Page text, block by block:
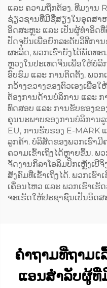
ແລະ ຄວາມຖືກຕ້ອງ. ທີມງານ
ຊ່ຽວຊານທີ່ມີຊື່ສຽງໃນອຸດສາ
ອິດສະຫຼະ ແລະ ເປັນຜູ້ທຳອິດ
ປັດຈຸບັນເພື່ອຍົກລະດັບວິທີກາ
ຜະລິດ, ພວກເຮົາຍັງໄດ້ພັດທະ
ຫຼວງໃນປະເທດຈີນເພື່ອໃຫ້ບໍ
ອົບຮົມ ແລະ ການຕິດຕັ້ງ. ພວກ
ກວ້າງຂວາງຂອງຕົວເອງເພື່ອ
ຕ້ອງການດ້ານບໍລິການ ແລະ
ທົດສອບ ແລະ ການຮັບຮອງຂ
ຄຸນນະພາບຂອງການບໍລິການ
EU, ການຮັບຮອງ E-MARK
ລູກຄ້າ. ບໍລິສັດຂອງພວກເຮົາ
ຄວາມເຂົ້າເຖິງໄດ້ຫຼາຍຂຶ້ນ. ພ
ຈັດງານກິລາໂອລິມປິກເຫຼັງເບີ
ສັງຄົມທີ່ເຂົ້າເຖິງໄດ້. ພວກເຮົ
ເຄື່ອນໄຫວ ແລະ ພວກເຮົາເ
ຈະເຮັດໃຫ້ປະຊາຊົນເປັນອິດ
ຄຳຖາມທີ່ຖາມ
ແອນສຳລັບຜູ້ທີ່